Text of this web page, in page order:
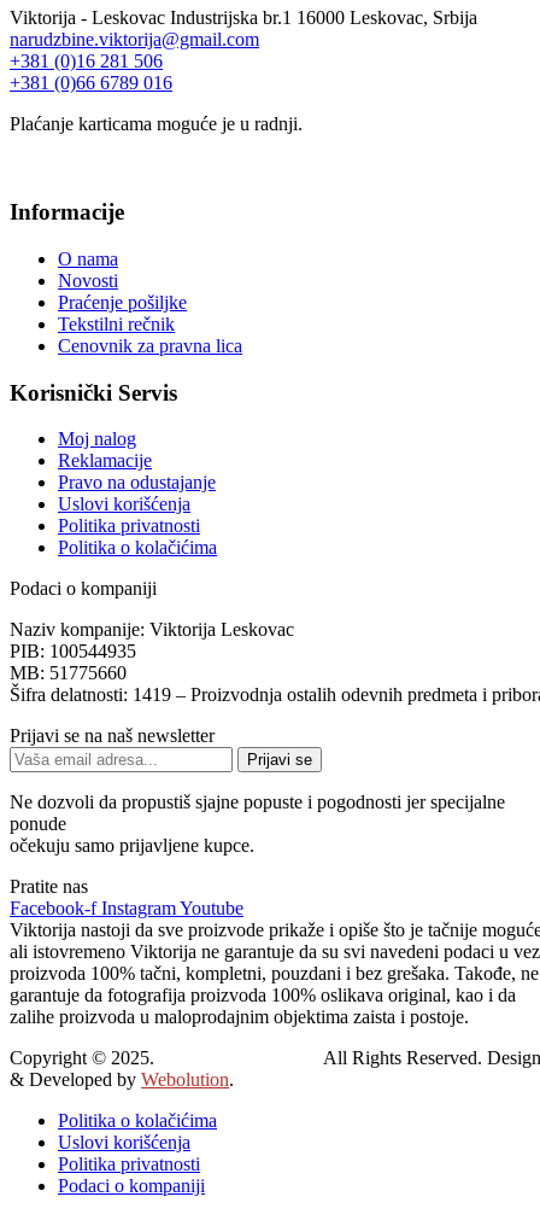
Viktorija - Leskovac Industrijska br.1 16000 Leskovac, Srbija
narudzbine.viktorija@gmail.com
+381 (0)16 281 506
+381 (0)66 6789 016
Plaćanje karticama moguće je u radnji.
Informacije
O nama
Novosti
Praćenje pošiljke
Tekstilni rečnik
Cenovnik za pravna lica
Korisnički Servis
Moj nalog
Reklamacije
Pravo na odustajanje
Uslovi korišćenja
Politika privatnosti
Politika o kolačićima
Podaci o kompaniji
Naziv kompanije: Viktorija Leskovac
PIB: 100544935
MB: 51775660
Šifra delatnosti: 1419 – Proizvodnja ostalih odevnih predmeta i
Prijavi se na naš newsletter
Prijavi se
Ne dozvoli da propustiš sjajne popuste i pogodnosti jer specijalne
ponude
očekuju samo prijavljene kupce.
Pratite nas
Facebook-f InstagramYoutube
Viktorija nastoji da sve proizvode prikaže i opiše što je tačnije
ali istovremeno Viktorija ne garantuje da su svi navedeni podaci u
proizvoda 100% tačni, kompletni, pouzdani i bez grešaka. Takođe, ne
garantuje da fotografija proizvoda 100% oslikava original, kao i da
zalihe proizvoda u maloprodajnim objektima zaista i postoje.
Copyright © 2025.
All Rights Reserved. Design
& Developed by Webolution.
Politika o kolačićima
Uslovi korišćenja
Politika privatnosti
Podaci o kompaniji